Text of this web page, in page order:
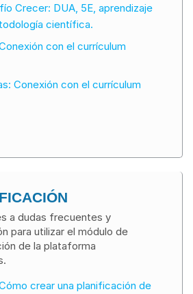
Desafío Ciencias y
desafío se
en torno a un enfoque
e inclusivo, con
responden a las
de todo usuario y
interactivas que ponen al
aprendiz, para el
de conocimientos claves.
Crecer: DUA, 5E, aprendizaje
científica.
con el currículum
Conexión con el currículum
a dudas frecuentes y
para utilizar el módulo de
de la plataforma
crear una planificación de